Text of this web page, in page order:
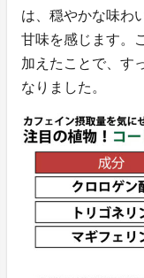
は、穏やかな味わ
甘味を感じます。
加えたことで、す
なりました。